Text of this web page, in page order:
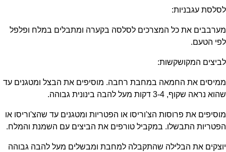
לסלסת עגבניות:
מערבבים את כל המצרכים לסלסה בקערה ומתבלים במלח ופלפל
לפי הטעם.
לביצים המקושקשות:
ממיסים את החמאה במחבת רחבה. מוסיפים את הבצל ומטגנים עד
שהוא נראה שקוף, 3-4 דקות מעל להבה בינונית גבוהה.
מוסיפים את פרוסות הצ'וריסו או הפטריות ומטגנים עד שהצ'וריסו או
הפטריות התבשלו. במקביל טורפים את הביצים עם השמנת והמלח.
יוצקים את הבלילה שהתקבלה למחבת ומבשלים מעל להבה גבוהה